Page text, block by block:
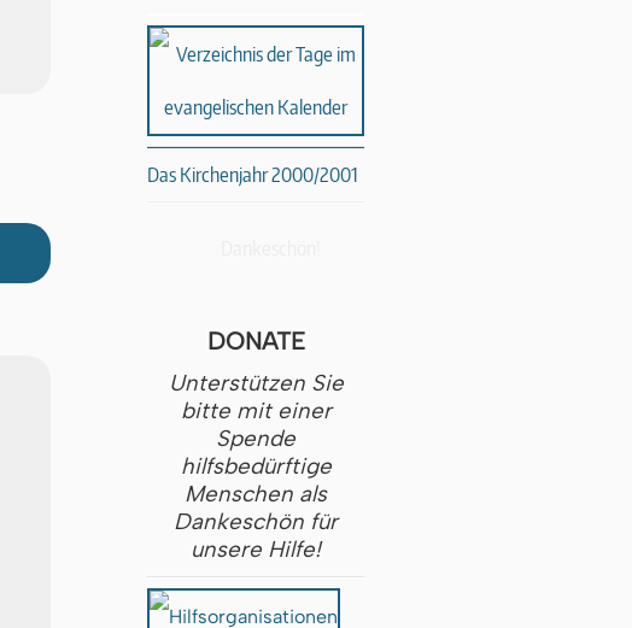
Das Kirchenjahr 2000/2001
DONATE
Unterstützen Sie
bitte mit einer
Spende
hilfsbedürftige
Menschen als
Dankeschön für
unsere Hilfe!